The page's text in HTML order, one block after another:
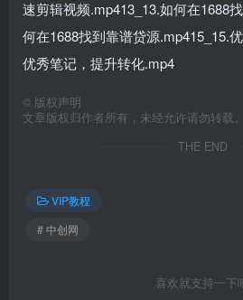
速剪辑视频.mp413_13.如何在1688
何在1688找到靠谱贷源.mp415_15.
优秀笔记，提升转化.mp4
© 版权声明
文章版权归作者所有，未经允许请勿转载。
THE END
VIP教程
# 中创网
喜欢就支持一下